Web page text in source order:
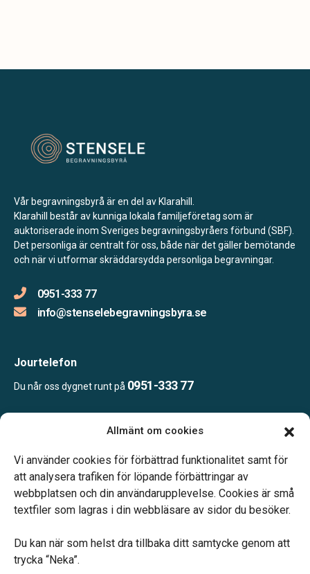
Allmänt om cookies
Vi använder cookies för förbättrad funktionalitet samt för
att analysera trafiken för löpande förbättringar av
webbplatsen och din användarupplevelse. Cookies är små
textfiler som lagras i din webbläsare av sidor du besöker.
Du kan när som helst dra tillbaka ditt samtycke genom att
trycka “Neka”.
Vår begravningsbyrå är en del av Klarahill.
Klarahill består av kunniga lokala familjeföretag som är
auktoriserade inom Sveriges begravningsbyråers förbund (SBF).
Det personliga är centralt för oss, både när det gäller bemötande
och när vi utformar skräddarsydda personliga begravningar.
0951-333 77
info@stenselebegravningsbyra.se
Jourtelefon
Du når oss dygnet runt på 0951-333 77
Ring eller mejla oss för att boka en tid.
Vårt systerbolag Verahill hjälper dig med familjejuridiken –